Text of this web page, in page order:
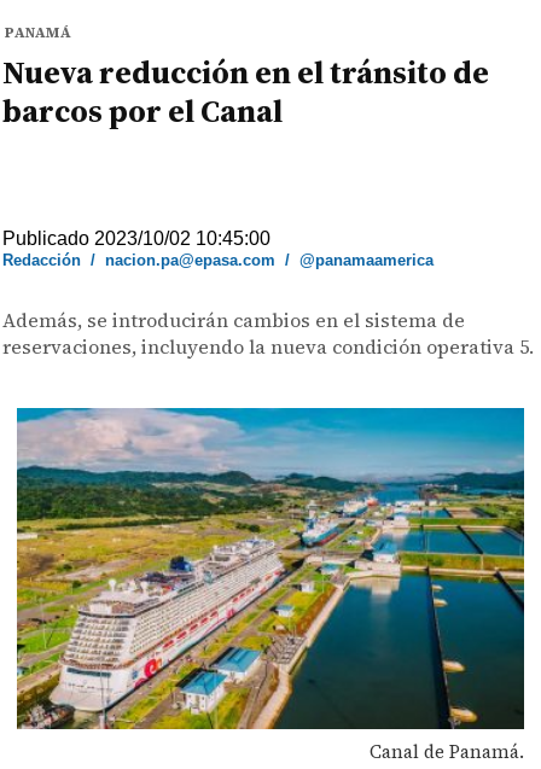
PANAMÁ
Nueva reducción en el tránsito de
barcos por el Canal
Publicado 2023/10/02 10:45:00
Redacción /nacion.pa@epasa.com /@panamaamerica
Además, se introducirán cambios en el sistema de
reservaciones, incluyendo la nueva condición operativa 5.
Canal de Panamá.